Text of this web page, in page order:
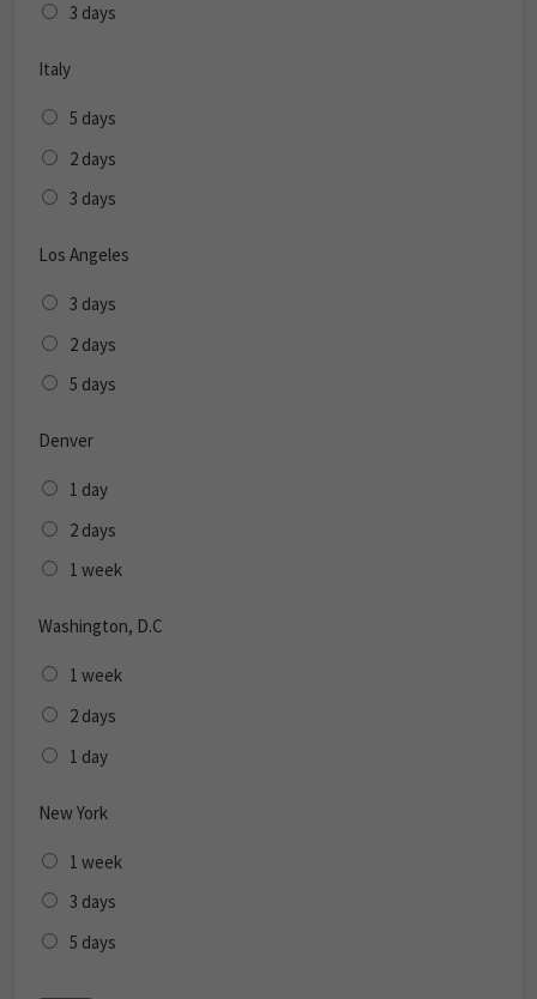
3 days
Italy
5 days
2 days
3 days
Los Angeles
3 days
2 days
5 days
Denver
1 day
2 days
1 week
Washington, D.C
1 week
2 days
1 day
New York
1 week
3 days
5 days